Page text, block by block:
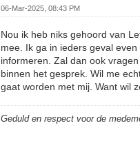
06-Mar-2025, 08:43 PM
Nou ik heb niks gehoord van
mee. Ik ga in ieders geval
informeren. Zal dan ook
binnen het gesprek. Wil me
gaat worden met mij. Want wil
Geduld en respect voor de